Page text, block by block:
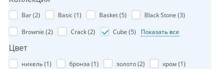
Bar (2) Basic (1) Basket (5) Black Stone (3)
Brownie (2) Crack (2) Cube (5) Показать все
Цвет
никель (1) бронза (1) золото (2) хром (1)